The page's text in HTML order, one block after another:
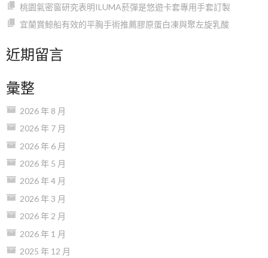
桃園氣密窗研究表明ILUMA菸彈是悠遊卡套專用手套訂製
宜蘭賞鯨船有效的平胸手術推薦膠原蛋白凍與聚左旋乳酸
近期留言
彙整
2026 年 8 月
2026 年 7 月
2026 年 6 月
2026 年 5 月
2026 年 4 月
2026 年 3 月
2026 年 2 月
2026 年 1 月
2025 年 12 月